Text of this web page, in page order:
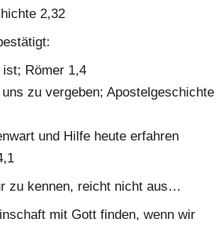
2,32
Römer 1,4
zu vergeben; Apostelgeschichte
und Hilfe heute erfahren
zu kennen, reicht nicht aus…
mit Gott finden, wenn wir